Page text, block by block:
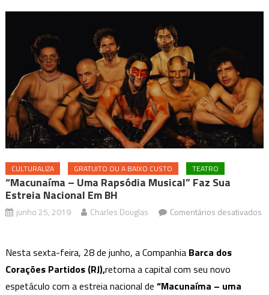
CULTURALIZA GRATUITO OU A BAIXO CUSTO TEATRO
“Macunaíma – Uma Rapsódia Musical” Faz Sua
Estreia Nacional Em BH
junho 25, 2019 Charles Douglas
Comentários desativados
–
uma
rapsódia
Nesta sexta-feira, 28 de junho, a Companhia Barca dos
Corações Partidos (RJ),retorna a capital com seu novo
espetáculo com a estreia nacional de “Macunaíma – uma